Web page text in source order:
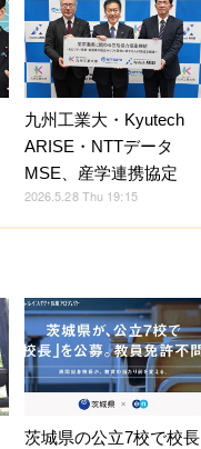
九州工業大・Kyutech
ARISE・NTTデータ
MSE、産学連携協定
2026.5.28 Thu 19:15
茨城県の公立7校で校長